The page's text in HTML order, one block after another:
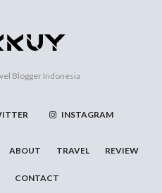
Blogger Indonesia
INSTAGRAM
ABOUT TRAVEL REVIEW
CONTACT